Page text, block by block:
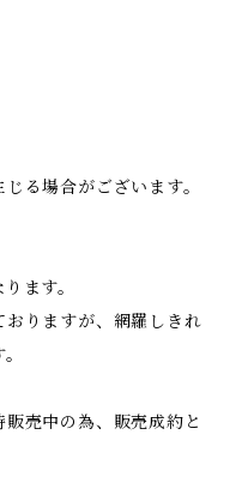
る場合がございます。
ます。
りますが、網羅しきれ
売中の為、販売成約と